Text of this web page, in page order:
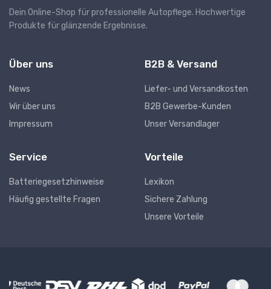
Dein Online-Shop für professionelle Autopflege. Hochwertige
Produkte für glänzende Ergebnisse.
Über uns
News
Wir über uns
Impressum
B2B & Versand
Liefer- und Versandkosten
B2B Gewerbe-Kunden
Unser Versandlager
Service
Batteriegesetzhinweise
Häufig gestellte Fragen
Vorteile
Lexikon
Sichere Zahlung
Unsere Vorteile